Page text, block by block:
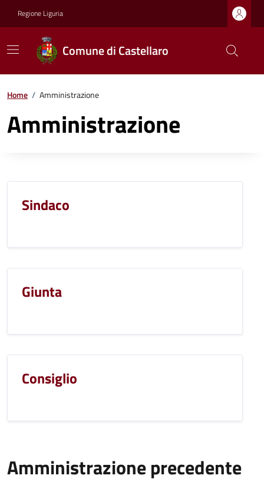
Regione Liguria
Comune di Castellaro
Home / Amministrazione
Amministrazione
Sindaco
Giunta
Consiglio
Amministrazione precedente